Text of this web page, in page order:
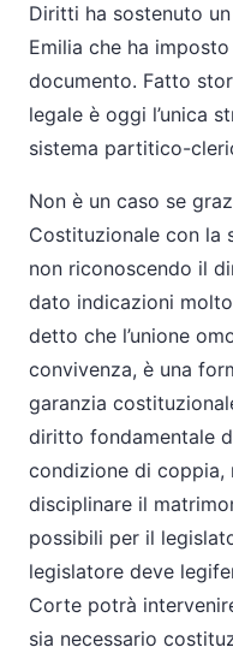
Diritti ha sostenuto
Emilia che ha
documento. Fatto
legale è oggi l’unica
sistema partitico-
Non è un caso se
Costituzionale con la
non riconoscendo il
dato indicazioni
detto che l’unione
convivenza, è una
garanzia
diritto fondamentale
condizione di coppia,
disciplinare il
possibili per il
legislatore deve
Corte potrà
sia necessario